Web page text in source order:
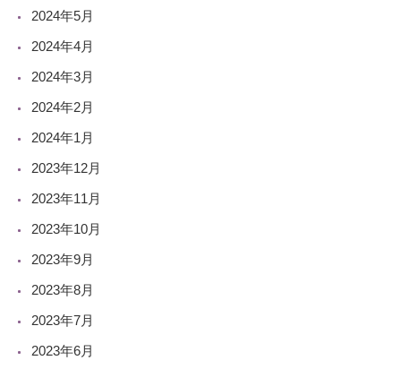
2024年5月
2024年4月
2024年3月
2024年2月
2024年1月
2023年12月
2023年11月
2023年10月
2023年9月
2023年8月
2023年7月
2023年6月